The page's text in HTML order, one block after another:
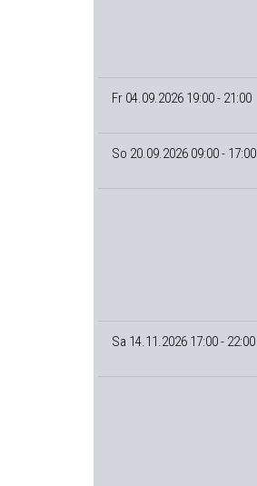
Fr 04.09.2026 19:00 - 21:00
So 20.09.2026 09:00 - 17:00
Sa 14.11.2026 17:00 - 22:00